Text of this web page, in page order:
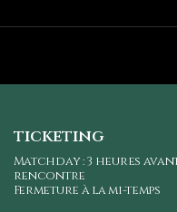
ticketing
Matchday : 3 heures
rencontre
Fermeture à la mi-temps